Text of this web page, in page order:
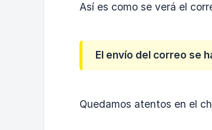
Así es como se verá el
El envío del correo se
Quedamos atentos en el